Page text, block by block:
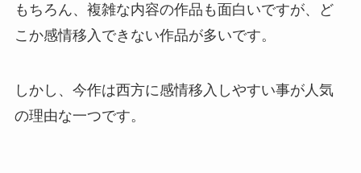
もちろん、複雑な内容の作品も面白いですが、ど
こか感情移入できない作品が多いです。
しかし、今作は西方に感情移入しやすい事が人気
の理由な一つです。